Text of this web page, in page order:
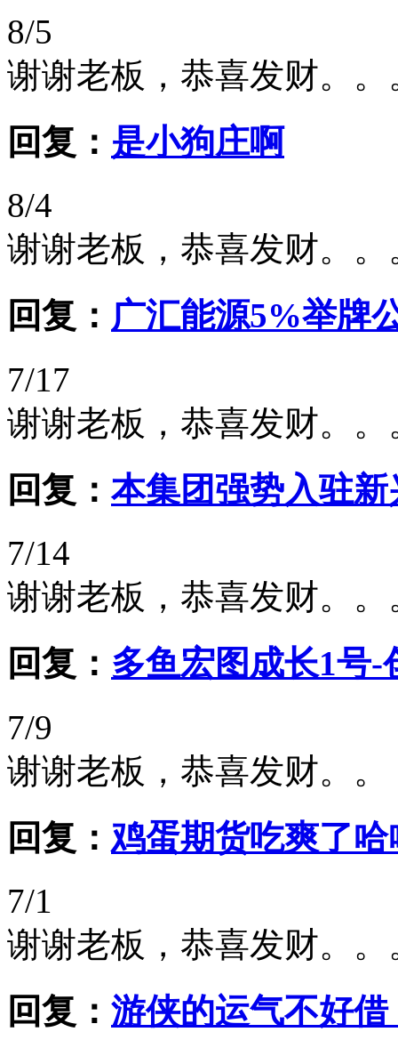
8/5
谢谢老板，恭喜发财。。
回复： 是小狗庄啊
8/4
谢谢老板，恭喜发财。。
回复： 广汇能源5%举牌
7/17
谢谢老板，恭喜发财。。
回复：本集团强势入驻新
7/14
谢谢老板，恭喜发财。。
回复： 多鱼宏图成长1号-
7/9
谢谢老板，恭喜发财。。
回复： 鸡蛋期货吃爽了哈
7/1
谢谢老板，恭喜发财。。
回复： 游侠的运气不好